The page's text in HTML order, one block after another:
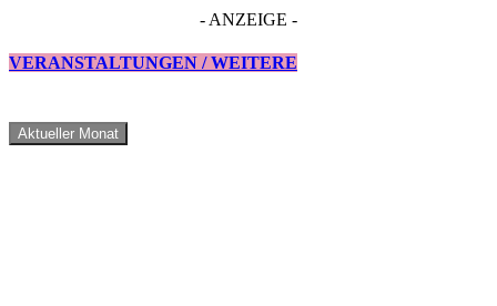
- ANZEIGE -
VERANSTALTUNGEN / WEITERE
Aktueller Monat